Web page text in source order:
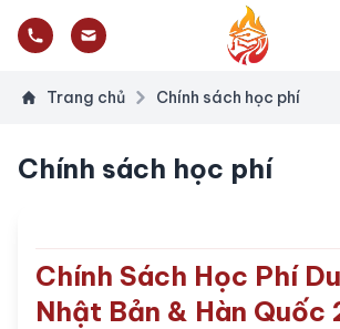
Trang chủ Chính sách học phí
Chính sách học phí
Chính Sách Học Phí
Nhật Bản & Hàn Quốc